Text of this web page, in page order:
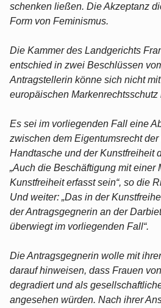
schenken ließen. Die Akzeptanz
Form von Feminismus.
Die Kammer des Landgerichts
entschied in zwei Beschlüssen
Antragstellerin könne sich nicht
europäischen Markenrechtsschutz
Es sei im vorliegenden Fall eine
zwischen dem Eigentumsrecht
Handtasche und der Kunstfreiheit
„Auch die Beschäftigung mit einer
Kunstfreiheit erfasst sein“, so die
Und weiter: „Das in der
der Antragsgegnerin an der
überwiegt im vorliegenden Fall“.
Die Antragsgegnerin wolle mit
darauf hinweisen, dass Frauen
degradiert und als
angesehen würden. Nach ihrer